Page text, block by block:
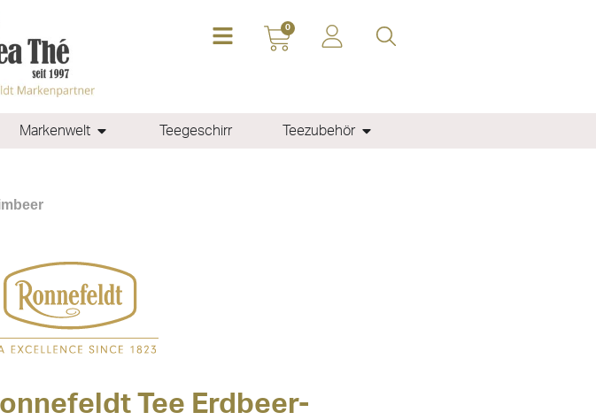
0
Markenwelt Teegeschirr Teezubehör
Tee Erdbeer-